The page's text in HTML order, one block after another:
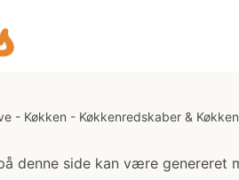
- Køkken - Køkkenredskaber &
denne side kan være genereret